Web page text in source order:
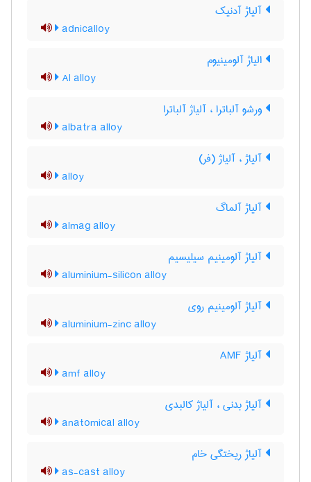
آلیاژ آدنیک
adnicalloy
الیاژ آلومینیوم
Al alloy
ورشو آلباترا ، آلیاژ آلباترا
albatra alloy
آلیاژ ، آلیاژ (فر)
alloy
آلیاژ آلماگ
almag alloy
آلیاژ آلومینیم سیلیسیم
aluminium-silicon alloy
آلیاژ آلومینیم روی
aluminium-zinc alloy
آلیاژ AMF
amf alloy
آلیاژ بدنی ، آلیاژ کالبدی
anatomical alloy
آلیاژ ریختگی خام
as-cast alloy